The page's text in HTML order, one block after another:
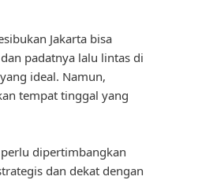
Jakarta bisa
padatnya lalu lintas di
ideal. Namun,
tempat tinggal yang
dipertimbangkan
dan dekat dengan